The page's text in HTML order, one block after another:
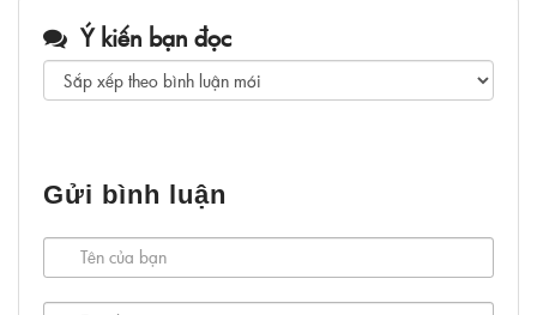
Ý kiến bạn đọc
Gửi bình luận